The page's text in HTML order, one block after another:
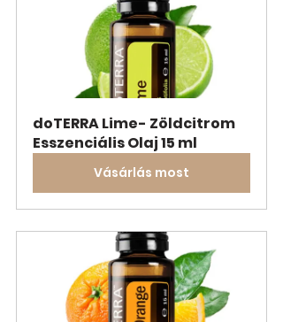
doTERRA Lime- Zöldcitrom
Esszenciális Olaj 15 ml
Vásárlás most